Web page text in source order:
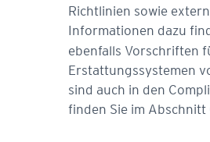
Richtlinien sowie
Informationen dazu
ebenfalls Vorschriften
Erstattungssystemen
sind auch in den
finden Sie im Abschnitt